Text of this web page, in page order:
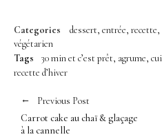
Categories dessert entrée recette
végétarien
Tags
30 min et c’est prêt agrume
recette d’hiver
Previous Post
Carrot cake au chaï & glaçage
à la cannelle